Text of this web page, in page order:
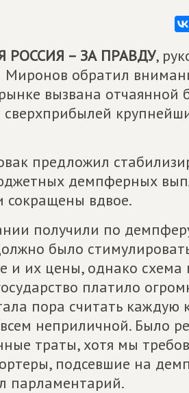
РОССИЯ – ЗА ПРАВДУ,
обратил
вызвана отчаянной
сверхприбылей
предложил
демпферных
сокращены вдвое.
получили по
было
и их цены, однако схема
платило
пора считать каждую
неприличной. Было
траты, хотя мы
подсевшие на
парламентарий.